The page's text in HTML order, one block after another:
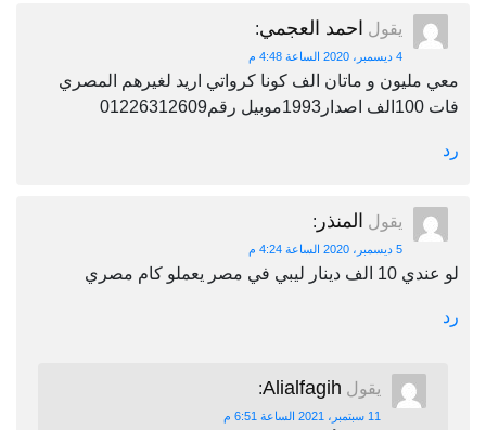
يقول احمد العجمي:
4 ديسمبر، 2020 الساعة 4:48 م
معي مليون و ماتان الف كونا كرواتي اريد لغيرهم المصري
فات 100الف اصدار1993موبيل رقم01226312609
رد
يقول المنذر :
5 ديسمبر، 2020 الساعة 4:24 م
لو عندي 10 الف دينار ليبي في مصر يعملو كام مصري
رد
يقول Alialfagih
:
11 سبتمبر، 2021 الساعة 6:51 م